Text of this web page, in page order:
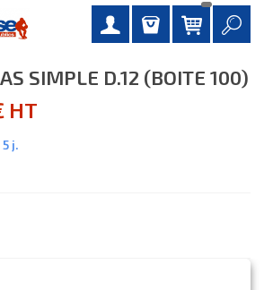
SIMPLE D.12 (BOITE 100)
HT
j.